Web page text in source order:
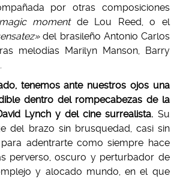
por otras composiciones
momentde Lou Reed, o el
del brasileño Antonio Carlos
melodías Marilyn Manson, Barry
tenemos ante nuestros ojos una
dentro del rompecabezas de la
Lynch y del cine surrealista. Su
del brazo sin brusquedad, casi sin
adentrarte como siempre hace
perverso, oscuro y perturbador de
y alocado mundo, en el que